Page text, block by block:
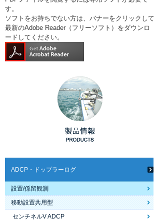
す。
ソフトをお持ちでない方は、バナーをクリックして
最新のAdobe Reader（フリーソフト）をダウンロ
ードしてください。
ADCP・ドップラーログ
設置/係留観測
移動設置共用型
センチネルV ADCP